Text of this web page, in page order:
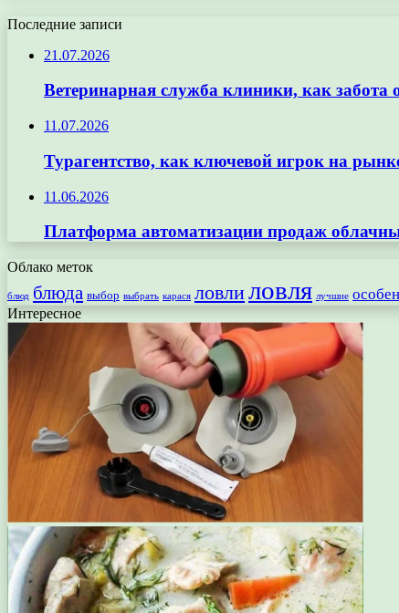
Последние записи
21.07.2026
Ветеринарная служба клиники, как забота
11.07.2026
Турагентство, как ключевой игрок на
11.06.2026
Платформа автоматизации продаж
Облако меток
блюд блюда выбор выбрать карася ловлиловля лучшие
Интересное